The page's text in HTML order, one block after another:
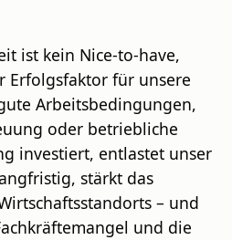
ist kein Nice-to-have,
Erfolgsfaktor für unsere
Arbeitsbedingungen,
oder betriebliche
investiert, entlastet unser
stärkt das
– und
und die